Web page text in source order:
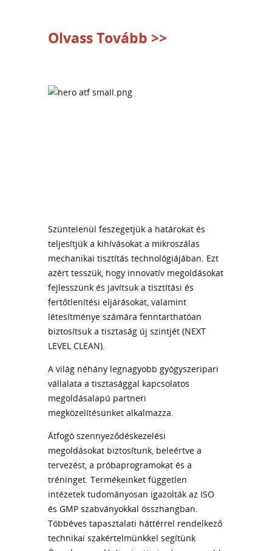
Olvass Tovább >>
Szüntelenül feszegetjük a határokat és
teljesítjük a kihívásokat a mikroszálas
mechanikai tisztítás technológiájában. Ezt
azért tesszük, hogy innovatív megoldásokat
fejlesszünk és javítsuk a tisztítási és
fertőtlenítési eljárásokat, valamint
létesítménye számára fenntarthatóan
biztosítsuk a tisztaság új szintjét (NEXT
LEVEL CLEAN).
A világ néhány legnagyobb gyógyszeripari
vállalata a tisztasággal kapcsolatos
megoldásalapú partneri
megközelítésünket alkalmazza.
Átfogó szennyeződéskezelési
megoldásokat biztosítunk, beleértve a
tervezést, a próbaprogramokat és a
tréninget. Termékeinket független
intézetek tudományosan igazolták az ISO
és GMP szabványokkal összhangban.
Többéves tapasztalati háttérrel rendelkező
technikai szakértelmünkkel segítünk